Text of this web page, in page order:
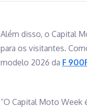
Além disso, o Capital
para os visitantes.
modelo 2026 da F
“O Capital Moto Week